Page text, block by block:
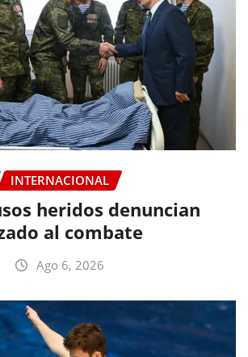
INTERNACIONAL
heridos denuncian
al combate
Ago 6, 2026